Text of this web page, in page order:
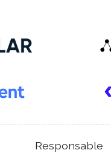
Responsable